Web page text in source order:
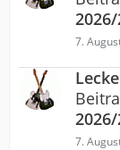
7.
7.